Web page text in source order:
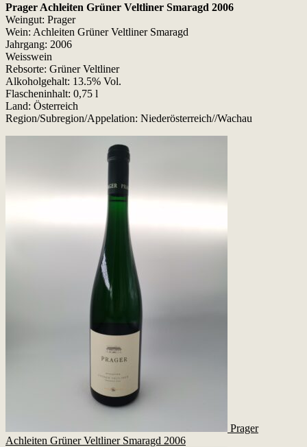
Prager Achleiten Grüner Veltliner Smaragd 2006
Weingut: Prager
Wein: Achleiten Grüner Veltliner Smaragd
Jahrgang: 2006
Weisswein
Rebsorte: Grüner Veltliner
Alkoholgehalt: 13.5% Vol.
Flascheninhalt: 0,75 l
Land: Österreich
Region/Subregion/Appelation: Niederösterreich//Wachau
Prager
Achleiten Grüner Veltliner Smaragd 2006